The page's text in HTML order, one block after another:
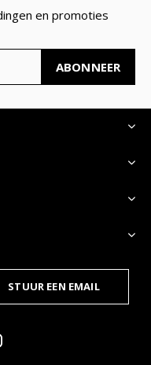
en promoties
ABONNEER
STUUR EEN EMAIL